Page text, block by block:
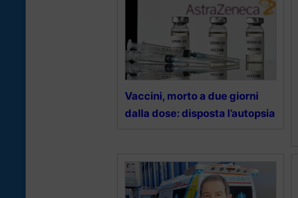
Vaccini, morto a due giorni
dalla dose: disposta l’autopsia